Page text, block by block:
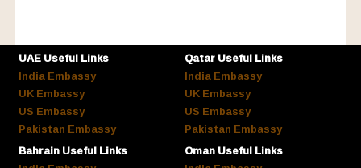
UAE Useful Links
India Embassy
UK Embassy
US Embassy
Pakistan Embassy
Qatar Useful Links
India Embassy
UK Embassy
US Embassy
Pakistan Embassy
Bahrain Useful Links
Oman Useful Links